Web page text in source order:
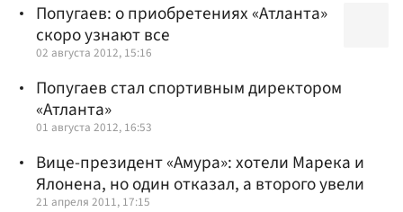
Попугаев: о приобретениях «Атланта»
скоро узнают все
02 августа 2012, 15:16
Попугаев стал спортивным директором
«Атланта»
01 августа 2012, 16:53
Вице-президент «Амура»: хотели Марека и
Ялонена, но один отказал, а второго увели
21 апреля 2011, 17:15